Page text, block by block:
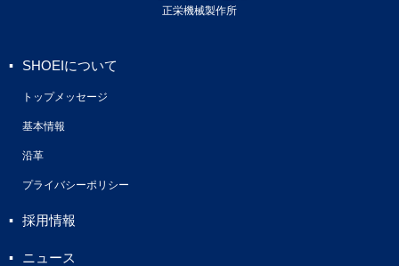
正栄機械製作所
SHOEIについて
トップメッセージ
基本情報
沿革
プライバシーポリシー
採用情報
ニュース